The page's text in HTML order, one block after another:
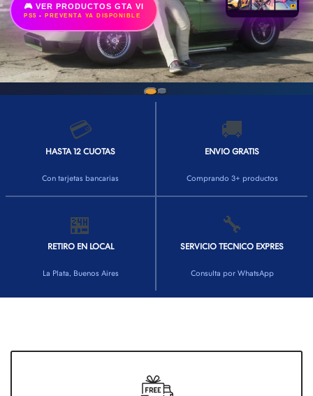
🎮 VER PRODUCTOS GTA VI
PS5 • PREVENTA YA DISPONIBLE
💳
HASTA 12 CUOTAS
Con tarjetas bancarias
🚚
ENVIO GRATIS
Comprando 3+ productos
🏪
RETIRO EN LOCAL
La Plata, Buenos Aires
🔧
SERVICIO TECNICO EXPRES
Consulta por WhatsApp